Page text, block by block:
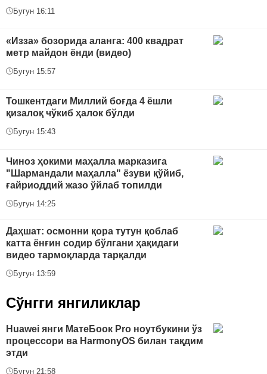
Бугун 16:11
«Изза» бозорида аланга: 400 квадрат
метр майдон ёнди (видео)
Бугун 15:57
Тошкентдаги Миллий боғда 4 ёшли
қизалоқ чўкиб ҳалок бўлди
Бугун 15:43
Чиноз ҳокими маҳалла марказига
"Шармандали маҳалла" ёзуви қўйиб,
ғайриоддий жазо ўйлаб топилди
Бугун 14:25
Даҳшат: осмонни қора тутун қоблаб
катта ёнғин содир бўлгани ҳақидаги
видео тармоқларда тарқалди
Бугун 13:59
Сўнгги янгиликлар
Huawei янги МатеБоок Pro ноутбукини ўз
процессори ва HarmonyOS билан тақдим
этди
Бугун 21:58